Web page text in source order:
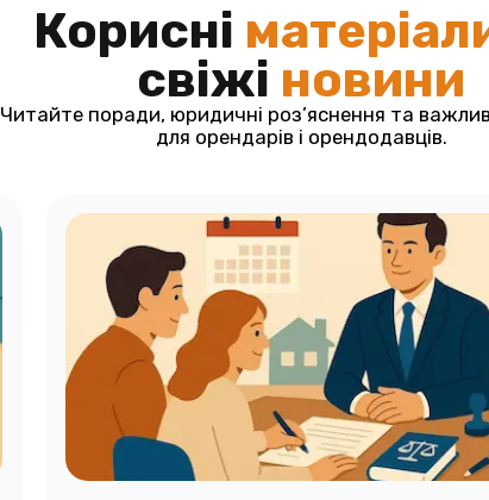
Корисні
свіжі новини
Читайте поради, юридичні роз’яснення та
для орендарів і орендодавців.